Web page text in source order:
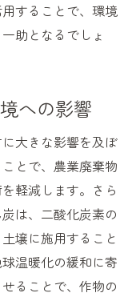
することで、環境
助となるでしょ
への影響
大きな影響を及ぼ
とで、農業廃棄物
軽減します。さら
は、二酸化炭素の
壌に施用すること
温暖化の緩和に寄
ることで、作物の